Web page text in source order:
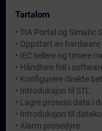
Tartalom
• TIA Portal og Simatic
• Oppstart av
• IEC tellere og timere
• Håndtere feil i
• Konfigurere direkte
• Introduksjon til STL
• Lagre prosess data i
• Introduksjon til
• Alarm prosedyre